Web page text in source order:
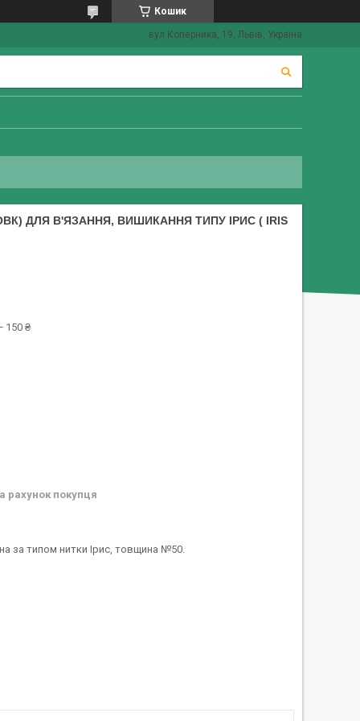
Кошик
вул Коперника, 19, Львів, Україна
ДЛЯ В'ЯЗАННЯ, ВИШИКАННЯ ТИПУ ІРИС ( IRIS
150 ₴
рахунок покупця
за типом нитки Ірис, товщина №50.